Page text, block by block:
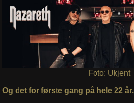
Foto: Ukjent
Og det for første gang på hele 22 år.